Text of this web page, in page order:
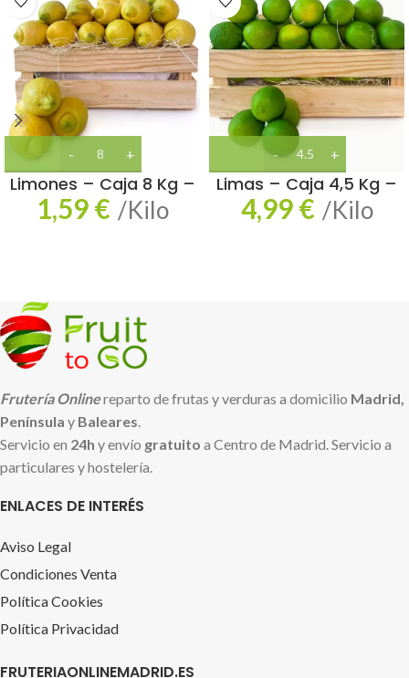
Limones – Caja 8 Kg –
1,59€ /Kilo
Limas – Caja 4,5 Kg –
4,99€ /Kilo
Frutería Onlinereparto de frutas y verduras a domicilio Madrid,
Península y Baleares.
Servicio en 24h y envío gratuito a Centro de Madrid. Servicio a
particulares y hostelería.
ENLACES DE INTERÉS
Aviso Legal
Condiciones Venta
Política Cookies
Política Privacidad
FRUTERIAONLINEMADRID.ES